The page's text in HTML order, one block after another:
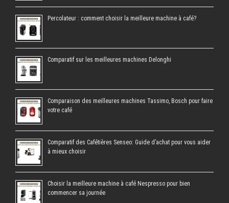
Percolateur : comment choisir la meilleure machine à café?
Comparatif sur les meilleures machines Delonghi
Comparaison des meilleures machines Tassimo, Bosch pour faire
votre café
Comparatif des Cafétières Senseo: Guide d’achat pour vous aider
à mieux choisir
Choisir la meilleure machine à café Nespresso pour bien
commencer sa journée